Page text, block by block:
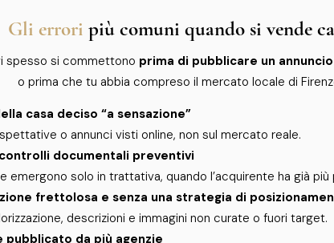
Gli errori più comuni quando si vende
spesso si commettono prima di pubblicare un
o prima che tu abbia compreso il mercato locale di
casa deciso “a sensazione”
o annunci visti online, non sul mercato reale.
documentali preventivi
emergono solo in trattativa, quando l’acquirente ha già più
frettolosa e senza una strategia di
descrizioni e immagini non curate o fuori target.
pubblicato da più agenzie